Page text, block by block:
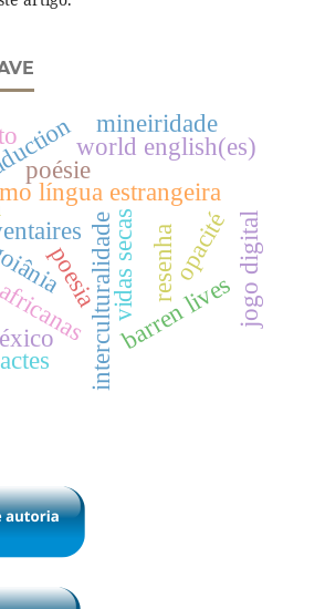
língua estrangeira
interculturalidadevidas secas
barren lives
resenha jogo digital
poésie
opacité
world english(es)
poesia
mineiridade
actes